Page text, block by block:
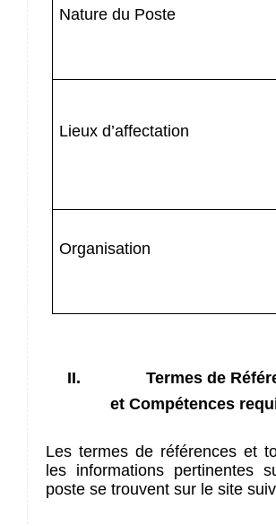
Nature du Poste
Lieux d’affectation
Organisation
II.
Termes de
et Compétences
Les termes de références et
les informations pertinentes
poste se trouvent sur le site